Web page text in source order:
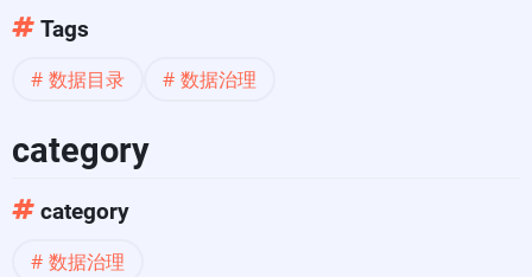
Tags
数据目录 数据治理
category
category
数据治理